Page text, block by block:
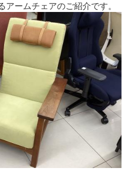
アームチェアのご紹介です。